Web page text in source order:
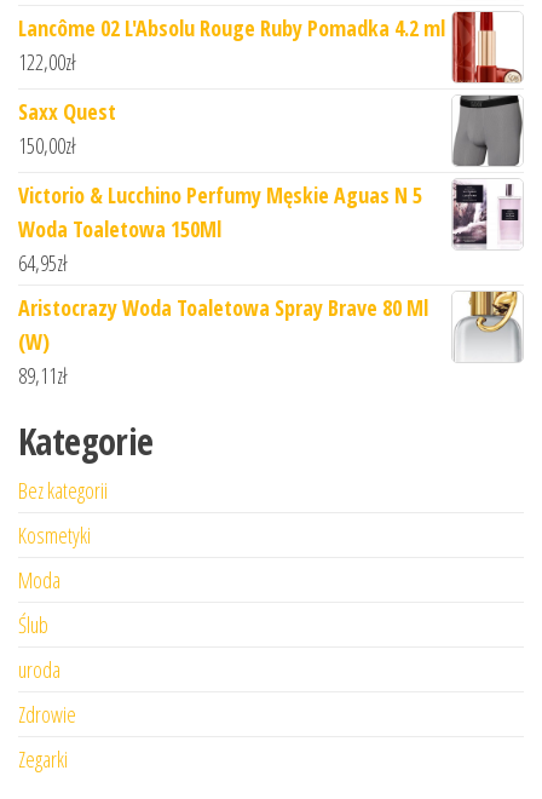
Lancôme 02 L'Absolu Rouge Ruby Pomadka 4.2 ml
122,00zł
Saxx Quest
150,00zł
Victorio & Lucchino Perfumy Męskie Aguas N 5
Woda Toaletowa 150Ml
64,95zł
Aristocrazy Woda Toaletowa Spray Brave 80 Ml
(W)
89,11zł
Kategorie
Bez kategorii
Kosmetyki
Moda
Ślub
uroda
Zdrowie
Zegarki